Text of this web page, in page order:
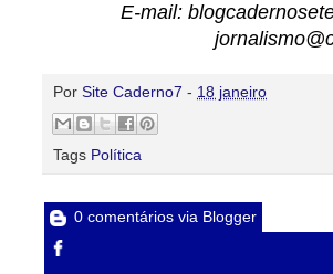
E-mail:
Por Site Caderno7 - 18 janeiro
Tags Política
0 comentários via Blogger